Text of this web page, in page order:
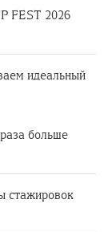
FEST 2026
идеальный
больше
стажировок